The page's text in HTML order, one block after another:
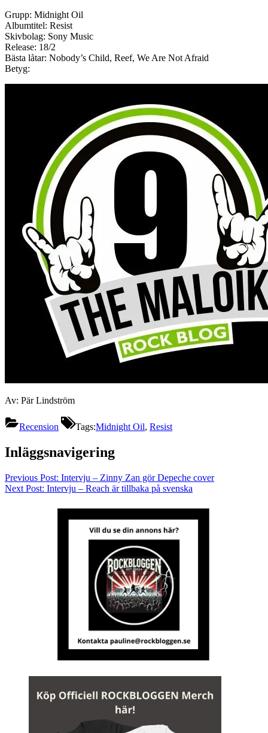
Grupp: Midnight Oil
Albumtitel: Resist
Skivbolag: Sony Music
Release: 18/2
Bästa låtar: Nobody’s Child, Reef, We Are Not Afraid
Betyg:
Av: Pär Lindström
Recension Tags:Midnight Oil, Resist
Inläggsnavigering
Previous Post: Intervju – Zinny Zan gör Depeche cover
Next Post: Intervju – Reach är tillbaka på svenska